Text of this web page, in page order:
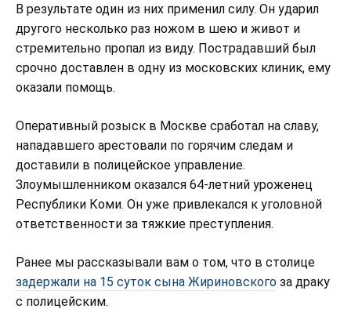
В результате один из них применил силу. Он ударил
другого несколько раз ножом в шею и живот и
стремительно пропал из виду. Пострадавший был
срочно доставлен в одну из московских клиник, ему
оказали помощь.
Оперативный розыск в Москве сработал на славу,
нападавшего арестовали по горячим следам и
доставили в полицейское управление.
Злоумышленником оказался 64-летний уроженец
Республики Коми. Он уже привлекался к уголовной
ответственности за тяжкие преступления.
Ранее мы рассказывали вам о том, что в столице
задержали на 15 суток сына Жириновского за драку
с полицейским.